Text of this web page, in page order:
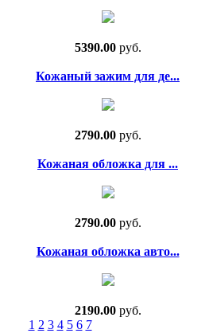
5390.00руб.
Кожаный зажим для де...
2790.00руб.
Кожаная обложка для ...
2790.00руб.
Кожаная обложка авто...
2190.00руб.
1 2 3 4 5 6 7